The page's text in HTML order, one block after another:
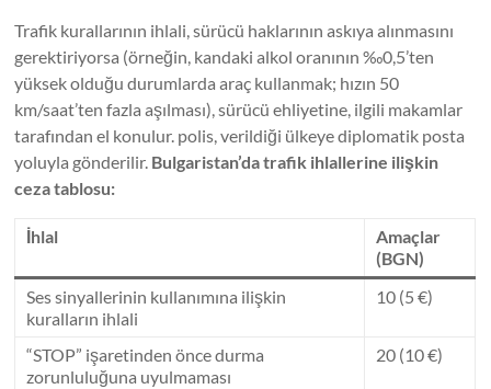
Trafik kurallarının ihlali, sürücü haklarının askıya alınmasını
gerektiriyorsa (örneğin, kandaki alkol oranının ‰0,5’ten
yüksek olduğu durumlarda araç kullanmak; hızın 50
km/saat’ten fazla aşılması), sürücü ehliyetine, ilgili makamlar
tarafından el konulur. polis, verildiği ülkeye diplomatik posta
yoluyla gönderilir. Bulgaristan’da trafik ihlallerine ilişkin
ceza tablosu:
İhlal
Amaçlar
(BGN)
Ses sinyallerinin kullanımına ilişkin
kuralların ihlali
10 (5 €)
“STOP” işaretinden önce durma
zorunluluğuna uyulmaması
20 (10 €)